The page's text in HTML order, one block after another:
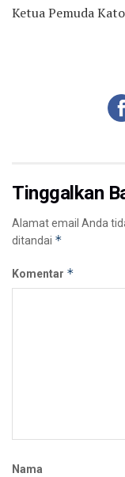
Ketua Pemuda
Tinggalkan
Alamat email Anda
ditandai *
Komentar *
Nama